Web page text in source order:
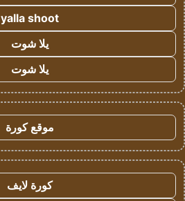
yalla shoot
يلا شوت
يلا شوت
موقع كورة
كورة لايف